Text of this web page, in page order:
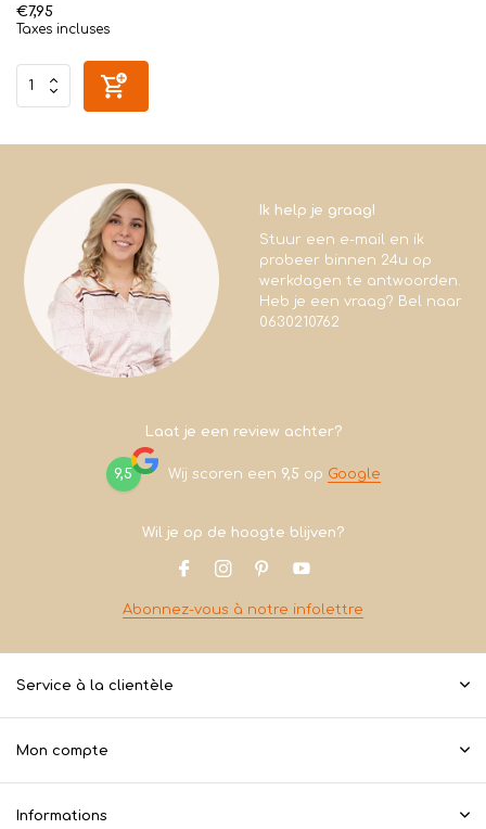
€7,95
Taxes incluses
Ik help je graag!
Stuur een e-mail en ik
probeer binnen 24u op
werkdagen te antwoorden.
Heb je een vraag? Bel naar
0630210762
Laat je een review achter?
9,5 Wij scoren een 9,5 op Google
Wil je op de hoogte blijven?
Abonnez-vous à notre infolettre
Service à la clientèle
Mon compte
Informations